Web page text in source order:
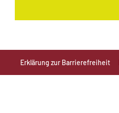
Erklärung zur Barrierefreiheit